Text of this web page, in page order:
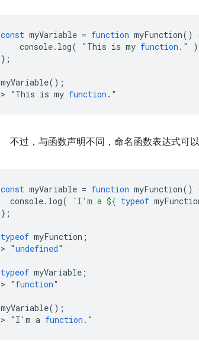
const myVariable = function myFunction()
console. log( " This is my function . "
};
myVariable();
> " This is my function .
不过，与函数声明不同，命名函数表达式可
const myVariable = function myFunction()
console. log( `I'm a ${ typeof
};
typeof myFunction ;
> "undefined"
typeof myVariable ;
> " function"
myVariable();
> " I'm a function .